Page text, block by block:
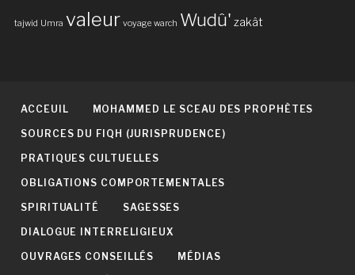
tajwid Umra valeur voyage warch Wudû' zakât
ACCEUIL MOHAMMED LE SCEAU DES PROPHÈTES
SOURCES DU FIQH (JURISPRUDENCE)
PRATIQUES CULTUELLES
OBLIGATIONS COMPORTEMENTALES
SPIRITUALITÉ SAGESSES
DIALOGUE INTERRELIGIEUX
OUVRAGES CONSEILLÉS MÉDIAS